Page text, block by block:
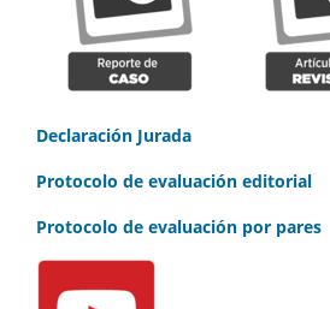
Declaración Jurada
Protocolo de evaluación editorial
Protocolo de evaluación por pares